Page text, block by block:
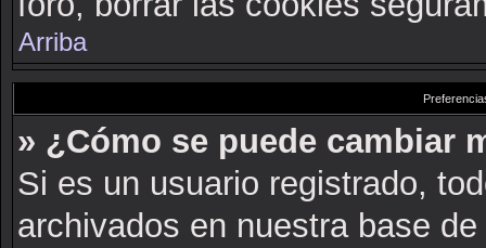
Arriba
» ¿Cómo se puede cambiar
Si es un usuario registrado,
archivados en nuestra base